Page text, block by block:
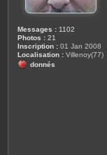
Messages : 1102
Photos : 21
Inscription : 01 Jan 2008
Localisation : Villenoy(77)
donnés